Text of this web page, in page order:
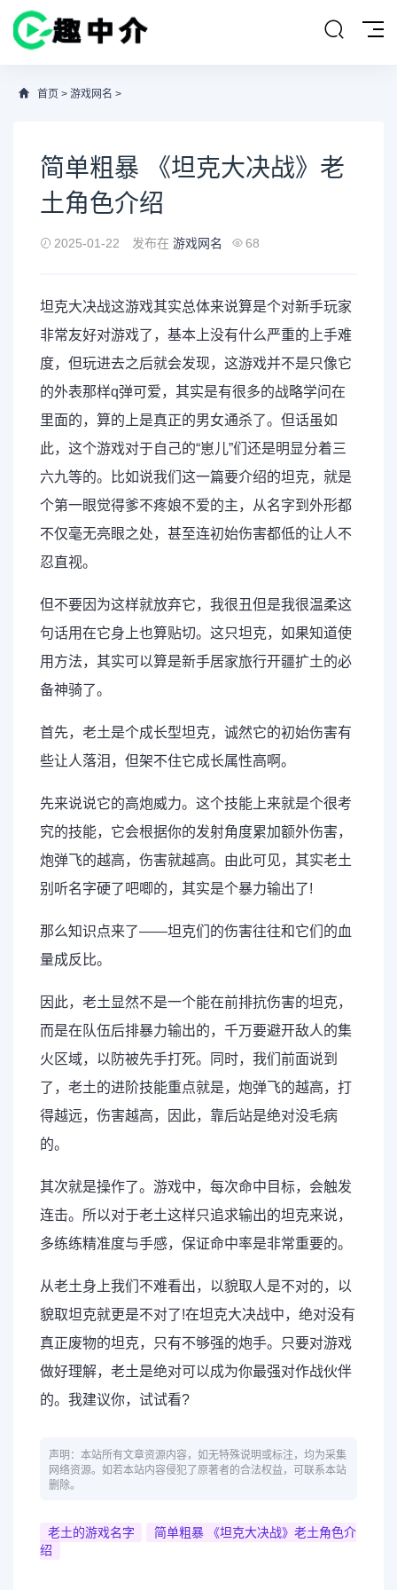
首页 > 游戏网名 >
简单粗暴 《坦克大决战》老
土角色介绍
2025-01-22 发布在 游戏网名 68
坦克大决战这游戏其实总体来说算是个对新手玩家
非常友好对游戏了，基本上没有什么严重的上手难
度，但玩进去之后就会发现，这游戏并不是只像它
的外表那样q弹可爱，其实是有很多的战略学问在
里面的，算的上是真正的男女通杀了。但话虽如
此，这个游戏对于自己的“崽儿”们还是明显分着三
六九等的。比如说我们这一篇要介绍的坦克，就是
个第一眼觉得爹不疼娘不爱的主，从名字到外形都
不仅毫无亮眼之处，甚至连初始伤害都低的让人不
忍直视。
但不要因为这样就放弃它，我很丑但是我很温柔这
句话用在它身上也算贴切。这只坦克，如果知道使
用方法，其实可以算是新手居家旅行开疆扩土的必
备神骑了。
首先，老土是个成长型坦克，诚然它的初始伤害有
些让人落泪，但架不住它成长属性高啊。
先来说说它的高炮威力。这个技能上来就是个很考
究的技能，它会根据你的发射角度累加额外伤害，
炮弹飞的越高，伤害就越高。由此可见，其实老土
别听名字硬了吧唧的，其实是个暴力输出了!
那么知识点来了——坦克们的伤害往往和它们的血
量成反比。
因此，老土显然不是一个能在前排抗伤害的坦克，
而是在队伍后排暴力输出的，千万要避开敌人的集
火区域，以防被先手打死。同时，我们前面说到
了，老土的进阶技能重点就是，炮弹飞的越高，打
得越远，伤害越高，因此，靠后站是绝对没毛病
的。
其次就是操作了。游戏中，每次命中目标，会触发
连击。所以对于老土这样只追求输出的坦克来说，
多练练精准度与手感，保证命中率是非常重要的。
从老土身上我们不难看出，以貌取人是不对的，以
貌取坦克就更是不对了!在坦克大决战中，绝对没有
真正废物的坦克，只有不够强的炮手。只要对游戏
做好理解，老土是绝对可以成为你最强对作战伙伴
的。我建议你，试试看?
声明：本站所有文章资源内容，如无特殊说明或标注，均为采集
网络资源。如若本站内容侵犯了原著者的合法权益，可联系本站
删除。
老土的游戏名字
简单粗暴 《坦克大决战》老土角色介
绍